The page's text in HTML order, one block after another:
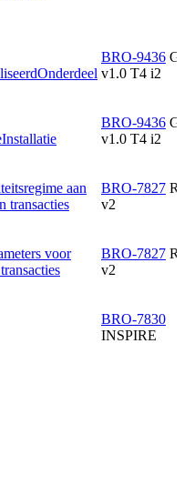
BRO-9436
v1.0 T4 i2
BRO-9436
v1.0 T4 i2
aan
transacties
BRO-7827
v2
voor
BRO-7827
v2
BRO-7830
INSPIRE